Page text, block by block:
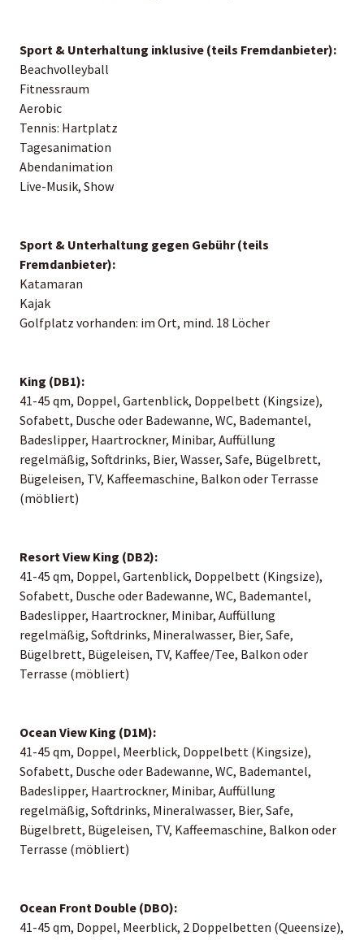
Sport & Unterhaltung inklusive (teils Fremdanbieter):
Beachvolleyball
Fitnessraum
Aerobic
Tennis: Hartplatz
Tagesanimation
Abendanimation
Live-Musik, Show
Sport & Unterhaltung gegen Gebühr (teils
Fremdanbieter):
Katamaran
Kajak
Golfplatz vorhanden: im Ort, mind. 18 Löcher
King (DB1):
41-45 qm, Doppel, Gartenblick, Doppelbett (Kingsize),
Sofabett, Dusche oder Badewanne, WC, Bademantel,
Badeslipper, Haartrockner, Minibar, Auffüllung
regelmäßig, Softdrinks, Bier, Wasser, Safe, Bügelbrett,
Bügeleisen, TV, Kaffeemaschine, Balkon oder Terrasse
(möbliert)
Resort View King (DB2):
41-45 qm, Doppel, Gartenblick, Doppelbett (Kingsize),
Sofabett, Dusche oder Badewanne, WC, Bademantel,
Badeslipper, Haartrockner, Minibar, Auffüllung
regelmäßig, Softdrinks, Mineralwasser, Bier, Safe,
Bügelbrett, Bügeleisen, TV, Kaffee/Tee, Balkon oder
Terrasse (möbliert)
Ocean View King (D1M):
41-45 qm, Doppel, Meerblick, Doppelbett (Kingsize),
Sofabett, Dusche oder Badewanne, WC, Bademantel,
Badeslipper, Haartrockner, Minibar, Auffüllung
regelmäßig, Softdrinks, Mineralwasser, Bier, Safe,
Bügelbrett, Bügeleisen, TV, Kaffeemaschine, Balkon oder
Terrasse (möbliert)
Ocean Front Double (DBO):
41-45 qm, Doppel, Meerblick, 2 Doppelbetten (Queensize),